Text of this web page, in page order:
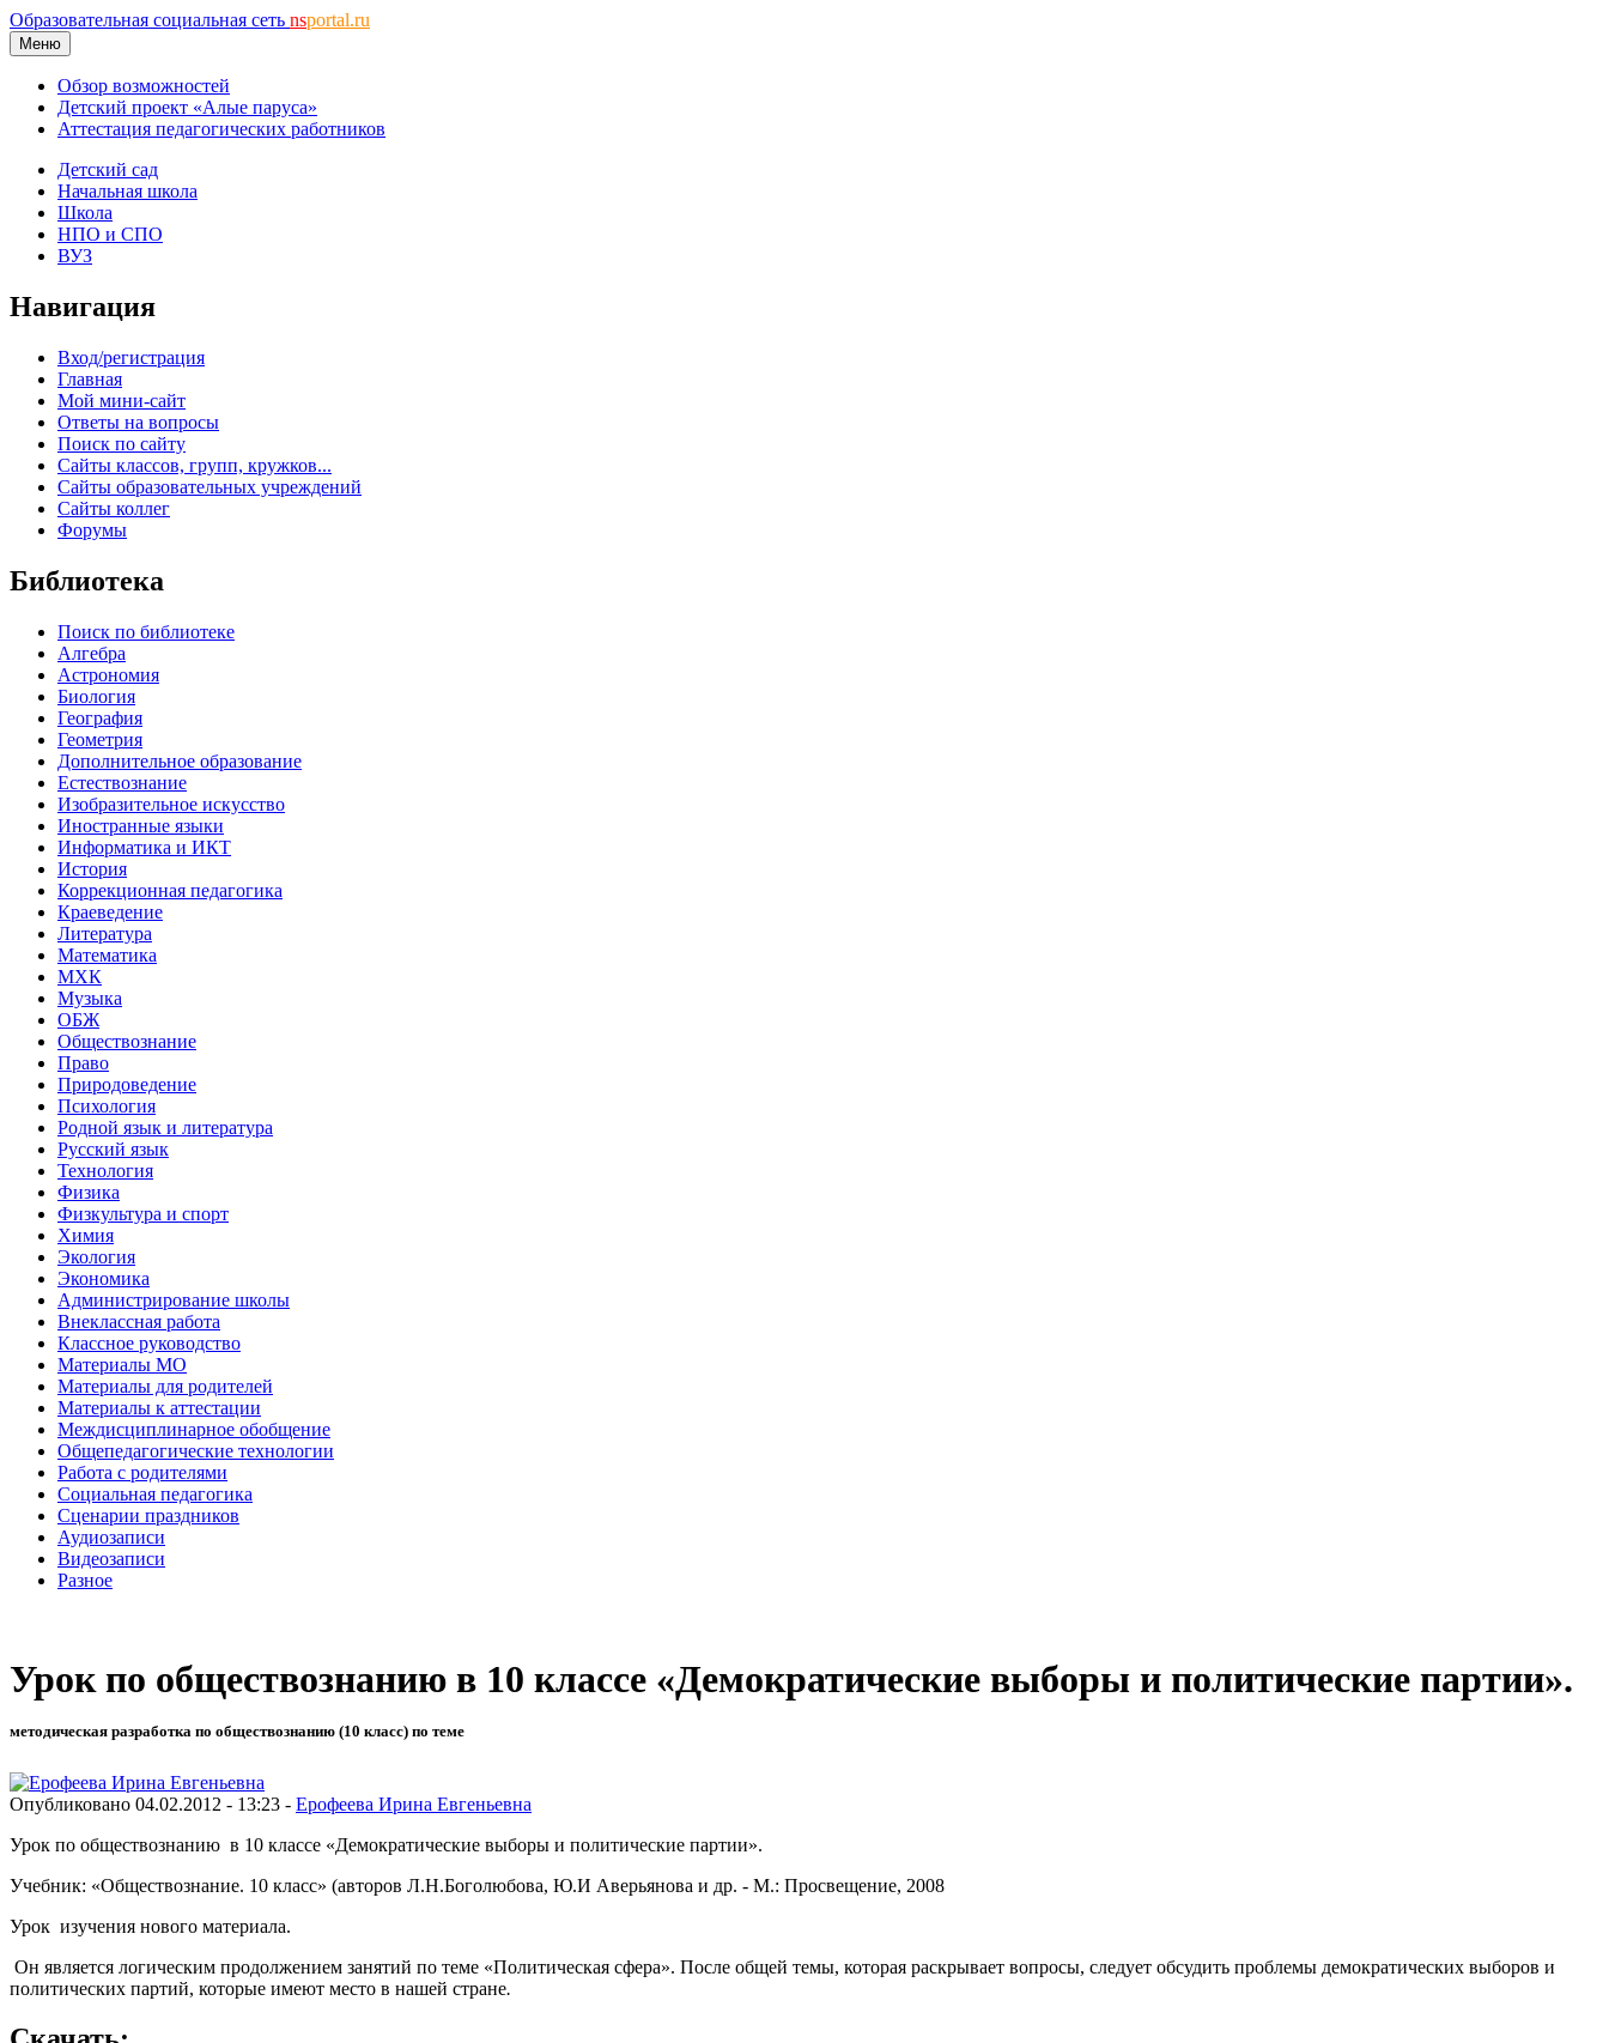
Образовательная социальная сеть nsportal.ru
Меню
Обзор возможностей
Детский проект «Алые паруса»
Аттестация педагогических работников
Детский сад
Начальная школа
Школа
НПО и СПО
ВУЗ
Навигация
Вход/регистрация
Главная
Мой мини-сайт
Ответы на вопросы
Поиск по сайту
Сайты классов, групп, кружков...
Сайты образовательных учреждений
Сайты коллег
Форумы
Библиотека
Поиск по библиотеке
Алгебра
Астрономия
Биология
География
Геометрия
Дополнительное образование
Естествознание
Изобразительное искусство
Иностранные языки
Информатика и ИКТ
История
Коррекционная педагогика
Краеведение
Литература
Математика
МХК
Музыка
ОБЖ
Обществознание
Право
Природоведение
Психология
Родной язык и литература
Русский язык
Технология
Физика
Физкультура и спорт
Химия
Экология
Экономика
Администрирование школы
Внеклассная работа
Классное руководство
Материалы МО
Материалы для родителей
Материалы к аттестации
Междисциплинарное обобщение
Общепедагогические технологии
Работа с родителями
Социальная педагогика
Сценарии праздников
Аудиозаписи
Видеозаписи
Разное
Урок по обществознанию в 10 классе «Демократические выборы и политические партии».
методическая разработка по обществознанию (10 класс) по теме
Опубликовано 04.02.2012 - 13:23 - Ерофеева Ирина Евгеньевна
Урок по обществознанию в 10 классе «Демократические выборы и политические партии».
Учебник: «Обществознание. 10 класс» (авторов Л.Н.Боголюбова, Ю.И Аверьянова и др. - М.: Просвещение, 2008
Урок изучения нового материала.
Он является логическим продолжением занятий по теме «Политическая сфера». После общей темы, которая раскрывает вопросы, следует обсудить проблемы демократических выборов и
политических партий, которые имеют место в нашей стране.